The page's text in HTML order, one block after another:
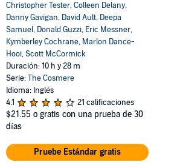
Christopher Tester,Colleen Delany,
Danny Gavigan, David Ault, Deepa
Samuel, Donald Guzzi, Eric Messner,
Kymberley Cochrane, Marlon Dance-
Hooi,Scott McCormick
Duración: 10 h y 28 m
Serie:The Cosmere
Idioma: Inglés
4.1
21 calificaciones
$21.55 o gratis con una prueba de 30
días
Pruebe Estándar gratis